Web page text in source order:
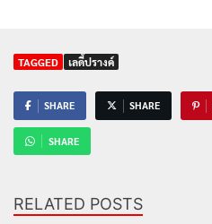
TAGGED เลดี้ปรางค์
SHARE SHARE
SHARE
RELATED POSTS